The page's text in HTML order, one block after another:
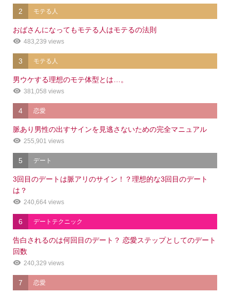
2 モテる人
おばさんになってもモテる人はモテるの法則
483,239 views
3 モテる人
男ウケする理想のモテ体型とは…。
381,058 views
4 恋愛
脈あり男性の出すサインを見逃さないための完全マニュアル
255,901 views
5 デート
3回目のデートは脈アリのサイン！？理想的な3回目のデート
は？
240,664 views
6 デートテクニック
告白されるのは何回目のデート？ 恋愛ステップとしてのデート
回数
240,329 views
7 恋愛